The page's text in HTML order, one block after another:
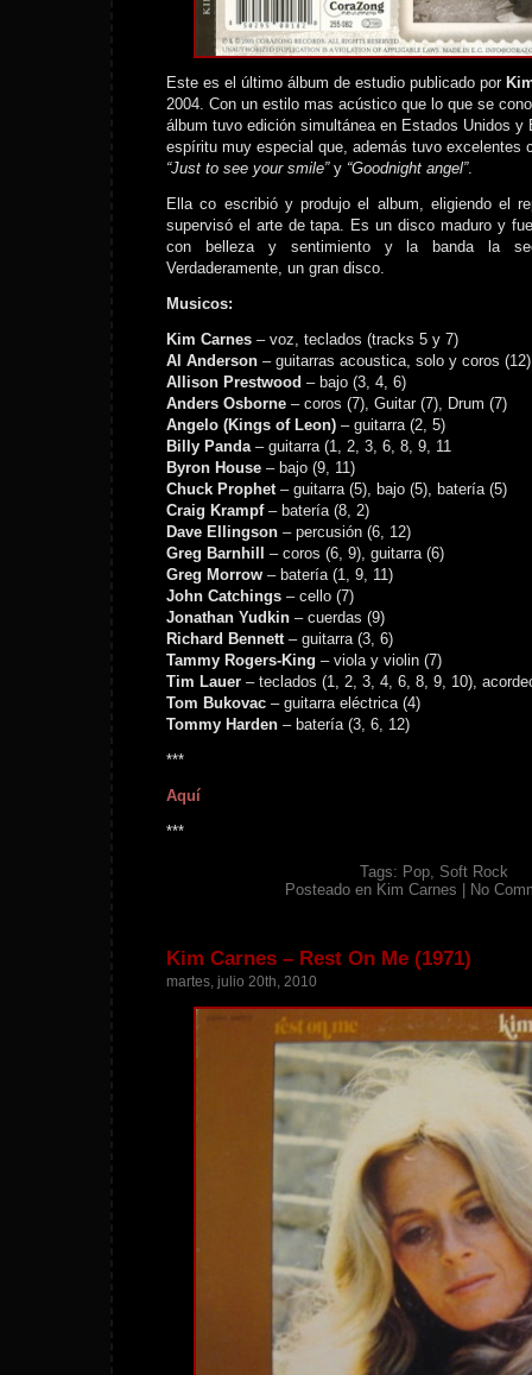
Este es el último álbum de estudio publicado por
2004. Con un estilo mas acústico que lo que se
álbum tuvo edición simultánea en Estados Unidos y
espíritu muy especial que, además tuvo
“Just to see your smile”y “Goodnight angel”.
Ella co escribió y produjo el album, eligiendo el
supervisó el arte de tapa. Es un disco maduro y
con belleza y sentimiento y la banda la
Verdaderamente, un gran disco.
Musicos:
Kim Carnes – voz, teclados (tracks 5 y 7)
Al Anderson – guitarras acoustica, solo y coros (12)
Allison Prestwood – bajo (3, 4, 6)
Anders Osborne – coros (7), Guitar (7), Drum (7)
Angelo (Kings of Leon) – guitarra (2, 5)
Billy Panda– guitarra (1, 2, 3, 6, 8, 9, 11
Byron House – bajo (9, 11)
Chuck Prophet– guitarra (5), bajo (5), batería (5)
Craig Krampf – batería (8, 2)
Dave Ellingson – percusión (6, 12)
Greg Barnhill – coros (6, 9), guitarra (6)
Greg Morrow – batería (1, 9, 11)
John Catchings – cello (7)
Jonathan Yudkin – cuerdas (9)
Richard Bennett – guitarra (3, 6)
Tammy Rogers-King – viola y violin (7)
Tim Lauer – teclados (1, 2, 3, 4, 6, 8, 9, 10),
Tom Bukovac – guitarra eléctrica (4)
Tommy Harden – batería (3, 6, 12)
***
Aquí
***
Tags: Pop, Soft Rock
Posteado en Kim Carnes No
Kim Carnes – Rest On Me (1971)
martes, julio 20th, 2010